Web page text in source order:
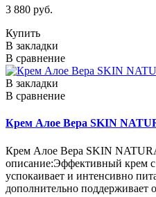
3 880 руб.
Купить
В закладки
В сравнение
В закладки
В сравнение
Крем Алое Вера SKIN
Крем Алое Вера SKIN
описание:Эффективный крем с
успокаивает и интенсивно
дополнительно поддерживает